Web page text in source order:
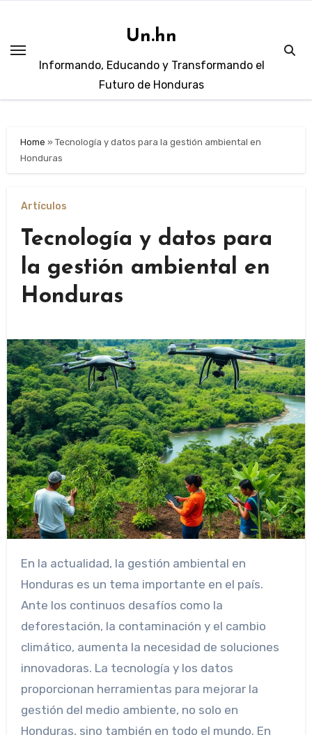
content
Un.hn
Informando, Educando y Transformando el
Futuro de Honduras
Home »Tecnología y datos para la gestión ambiental en
Honduras
Artículos
Tecnología y datos para
la gestión ambiental en
Honduras
En la actualidad, la gestión ambiental en
Honduras es un tema importante en el país.
Ante los continuos desafíos como la
deforestación, la contaminación y el cambio
climático, aumenta la necesidad de soluciones
innovadoras. La tecnología y los datos
proporcionan herramientas para mejorar la
gestión del medio ambiente, no solo en
Honduras, sino también en todo el mundo. En